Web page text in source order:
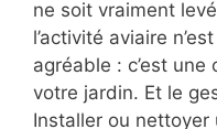
ne soit vraiment
l’activité aviaire
agréable : c’est
votre jardin. Et le
Installer ou nettoyer